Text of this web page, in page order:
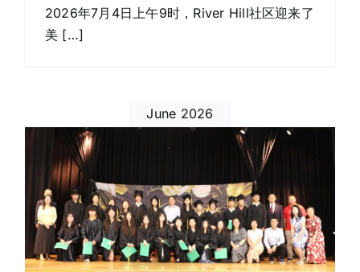
2026年7月4日上午9时，River Hill社区迎来了
美 […]
June 2026